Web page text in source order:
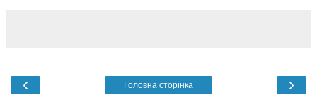
‹ ›
Головна сторінка